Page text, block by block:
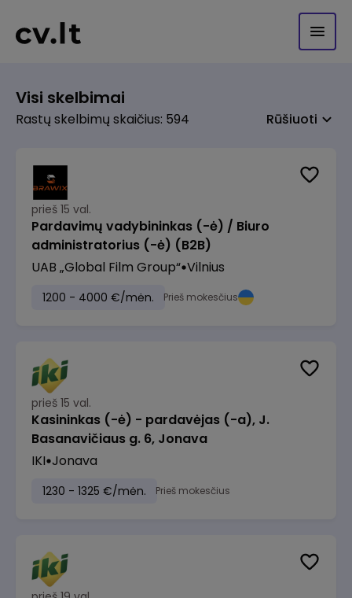
Visi skelbimai
Rastų skelbimų skaičius: 594 Rūšiuoti
prieš 15 val.
Pardavimų vadybininkas (-ė) / Biuro
administratorius (-ė) (B2B)
UAB „Global Film Group“ Vilnius
1200 - 4000 €/mėn. Prieš mokesčius
prieš 15 val.
Kasininkas (-ė) - pardavėjas (-a), J.
Basanavičiaus g. 6, Jonava
IKI Jonava
1230 - 1325 €/mėn. Prieš mokesčius